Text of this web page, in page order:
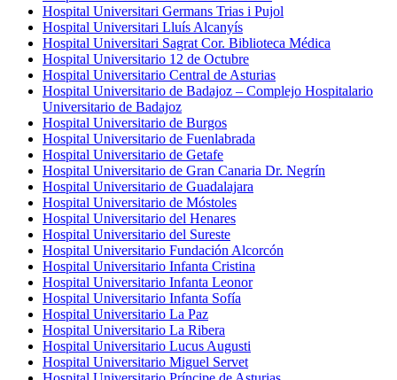
Hospital Universitari Germans Trias i Pujol
Hospital Universitari Lluís Alcanyís
Hospital Universitari Sagrat Cor. Biblioteca Médica
Hospital Universitario 12 de Octubre
Hospital Universitario Central de Asturias
Hospital Universitario de Badajoz – Complejo Hospitalario
Universitario de Badajoz
Hospital Universitario de Burgos
Hospital Universitario de Fuenlabrada
Hospital Universitario de Getafe
Hospital Universitario de Gran Canaria Dr. Negrín
Hospital Universitario de Guadalajara
Hospital Universitario de Móstoles
Hospital Universitario del Henares
Hospital Universitario del Sureste
Hospital Universitario Fundación Alcorcón
Hospital Universitario Infanta Cristina
Hospital Universitario Infanta Leonor
Hospital Universitario Infanta Sofía
Hospital Universitario La Paz
Hospital Universitario La Ribera
Hospital Universitario Lucus Augusti
Hospital Universitario Miguel Servet